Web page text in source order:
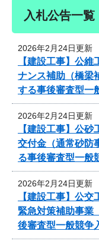
入札公告一覧
2026年2月24日更新
【建設工事】公
ナンス補助（橋梁
する事後審査型一
2026年2月24日更新
【建設工事】公
交付金（通常砂防
る事後審査型一般
2026年2月24日更新
【建設工事】公
緊急対策補助事業
後審査型一般競争